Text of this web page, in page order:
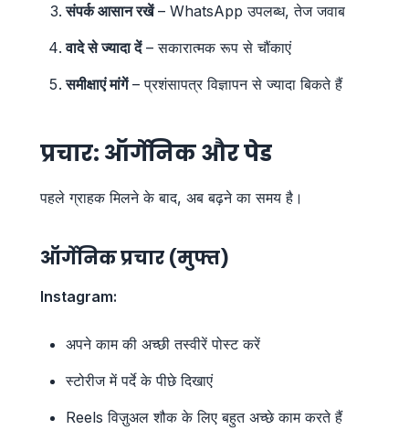
संपर्क आसान रखें– WhatsApp उपलब्ध, तेज जवाब
वादे से ज्यादा दें– सकारात्मक रूप से चौंकाएं
समीक्षाएं मांगें– प्रशंसापत्र विज्ञापन से ज्यादा बिकते हैं
प्रचार: ऑर्गेनिक और पेड
पहले ग्राहक मिलने के बाद, अब बढ़ने का समय है।
ऑर्गेनिक प्रचार (मुफ्त)
Instagram:
अपने काम की अच्छी तस्वीरें पोस्ट करें
स्टोरीज में पर्दे के पीछे दिखाएं
Reels विज़ुअल शौक के लिए बहुत अच्छे काम करते हैं